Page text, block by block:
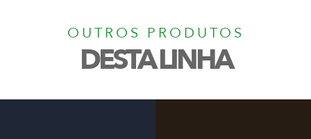
OUTROS PRODUTOS
DESTA LINHA